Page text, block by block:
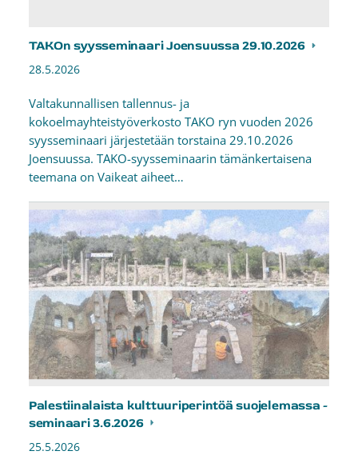
TAKOn syysseminaari Joensuussa 29.10.2026
28.5.2026
Valtakunnallisen tallennus- ja
kokoelmayhteistyöverkosto TAKO ryn vuoden 2026
syysseminaari järjestetään torstaina 29.10.2026
Joensuussa. TAKO-syysseminaarin tämänkertaisena
teemana on Vaikeat aiheet…
Palestiinalaista kulttuuriperintöä suojelemassa -
seminaari 3.6.2026
25.5.2026